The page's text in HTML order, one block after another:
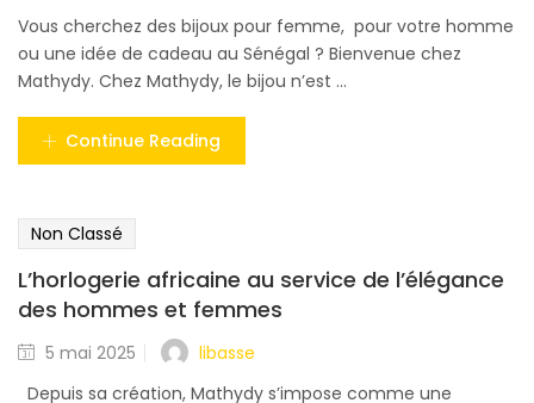
Vous cherchez des bijoux pour femme, pour votre homme
ou une idée de cadeau au Sénégal ? Bienvenue chez
Mathydy. Chez Mathydy, le bijou n’est ...
Continue Reading
Non Classé
L’horlogerie africaine au service de l’élégance
des hommes et femmes
5 mai 2025
libasse
Depuis sa création, Mathydy s’impose comme une